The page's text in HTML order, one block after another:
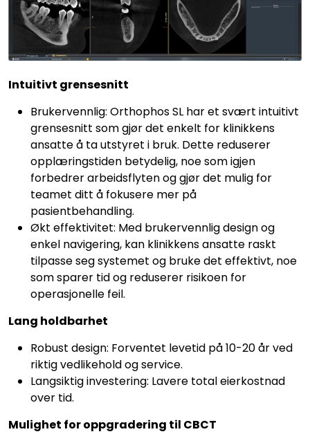
Intuitivt grensesnitt
Brukervennlig: Orthophos SL har et svært intuitivt
grensesnitt som gjør det enkelt for klinikkens
ansatte å ta utstyret i bruk. Dette reduserer
opplæringstiden betydelig, noe som igjen
forbedrer arbeidsflyten og gjør det mulig for
teamet ditt å fokusere mer på
pasientbehandling.
Økt effektivitet: Med brukervennlig design og
enkel navigering, kan klinikkens ansatte raskt
tilpasse seg systemet og bruke det effektivt, noe
som sparer tid og reduserer risikoen for
operasjonelle feil.
Lang holdbarhet
Robust design: Forventet levetid på 10-20 år ved
riktig vedlikehold og service.
Langsiktig investering: Lavere total eierkostnad
over tid.
Mulighet for oppgradering til CBCT